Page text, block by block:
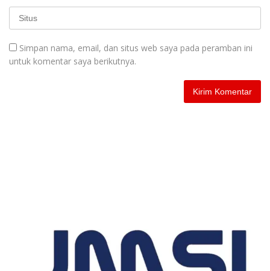
Simpan nama, email, dan situs web saya pada peramban ini
untuk komentar saya berikutnya.